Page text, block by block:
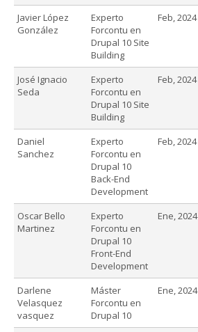
Javier López
González
Experto
Forcontu en
Drupal 10 Site
Building
Feb, 2024
José Ignacio
Seda
Experto
Forcontu en
Drupal 10 Site
Building
Feb, 2024
Daniel
Sanchez
Experto
Forcontu en
Drupal 10
Back-End
Development
Feb, 2024
Oscar Bello
Martinez
Experto
Forcontu en
Drupal 10
Front-End
Development
Ene, 2024
Darlene
Velasquez
vasquez
Máster
Forcontu en
Drupal 10
Ene, 2024